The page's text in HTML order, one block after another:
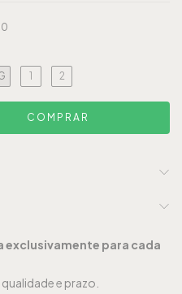
1 2
exclusivamente para cada
e prazo.